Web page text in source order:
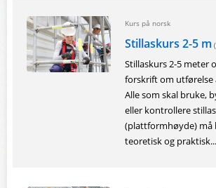
Kurs på norsk
Stillaskurs 2-5 m
Stillaskurs 2-5 meter
forskrift om utførelse
Alle som skal bruke,
eller kontrollere
(plattformhøyde)
teoretisk og praktisk...